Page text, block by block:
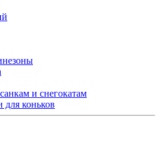
и снегокатам
коньков